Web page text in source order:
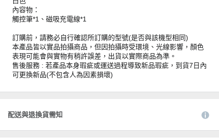
內容物：
觸控筆*1、磁吸充電線*1
訂購前，請務必自行確認所訂購的型號(是否與該機型相同)
本產品皆以實品拍攝商品，但因拍攝時受環境、光線影響，顏色
表現可能會與實物有稍許誤差，出貨以實際商品為準。
售後服務 : 若產品本身瑕疵或運送過程導致新品瑕疵，到貨7日內
可更換新品(不包含人為因素損壞)
配送與退換貨需知